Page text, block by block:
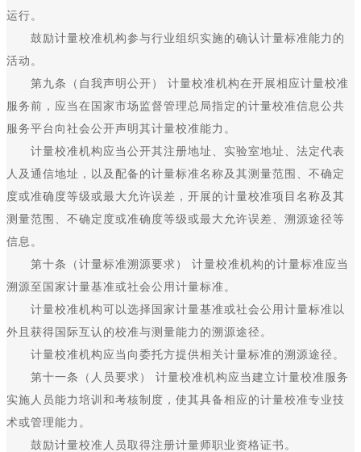
运行。
鼓励计量校准机构参与行业组织实施的确认计量标准能力的
活动。
第九条（自我声明公开） 计量校准机构在开展相应计量校准
服务前，应当在国家市场监督管理总局指定的计量校准信息公共
服务平台向社会公开声明其计量校准能力。
计量校准机构应当公开其注册地址、实验室地址、法定代表
人及通信地址，以及配备的计量标准名称及其测量范围、不确定
度或准确度等级或最大允许误差，开展的计量校准项目名称及其
测量范围、不确定度或准确度等级或最大允许误差、溯源途径等
信息。
第十条（计量标准溯源要求） 计量校准机构的计量标准应当
溯源至国家计量基准或社会公用计量标准。
计量校准机构可以选择国家计量基准或社会公用计量标准以
外且获得国际互认的校准与测量能力的溯源途径。
计量校准机构应当向委托方提供相关计量标准的溯源途径。
第十一条（人员要求） 计量校准机构应当建立计量校准服务
实施人员能力培训和考核制度，使其具备相应的计量校准专业技
术或管理能力。
鼓励计量校准人员取得注册计量师职业资格证书。